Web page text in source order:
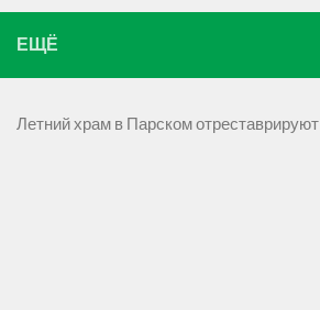
ЕЩЁ
Летний храм в Парском отреставрируют